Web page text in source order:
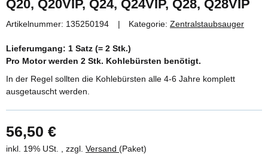
Q20, Q20VIP, Q24, Q24VIP, Q28, Q28VIP
Artikelnummer: 135250194 Kategorie: Zentralstaubsauger
Lieferumgang: 1 Satz (= 2 Stk.)
Pro Motor werden 2 Stk. Kohlebürsten benötigt.
In der Regel sollten die Kohlebürsten alle 4-6 Jahre komplett
ausgetauscht werden.
56,50 €
inkl. 19% USt. , zzgl. Versand (Paket)